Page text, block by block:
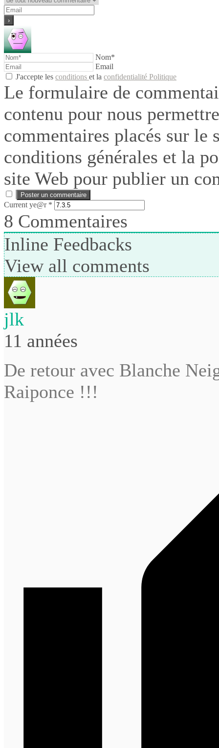
Nom*
Email
J'accepte les conditions et la confidentialité Politique
Le formulaire de
contenu pour nous
commentaires placés sur
conditions générales et la
site Web pour publier un
Current ye@r *
8 Commentaires
Inline Feedbacks
View all comments
jlk
11 années
De retour avec Blanche
Raiponce !!!